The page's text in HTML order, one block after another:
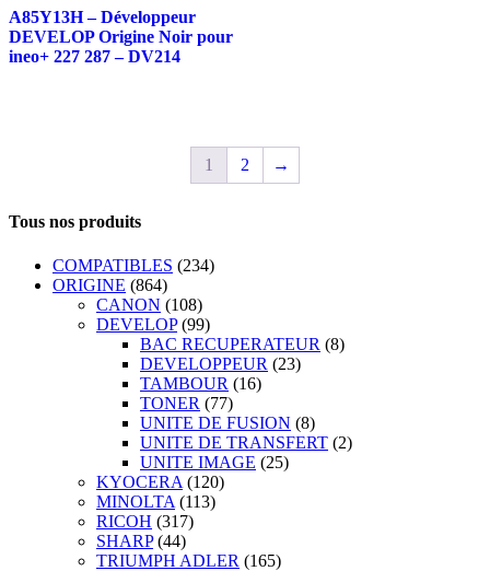
A85Y13H – Développeur
DEVELOP Origine Noir pour
ineo+ 227 287 – DV214
1 2 →
Tous nos produits
COMPATIBLES (234)
ORIGINE (864)
CANON (108)
DEVELOP (99)
BAC RECUPERATEUR (8)
DEVELOPPEUR (23)
TAMBOUR (16)
TONER (77)
UNITE DE FUSION (8)
UNITE DE TRANSFERT (2)
UNITE IMAGE (25)
KYOCERA (120)
MINOLTA (113)
RICOH (317)
SHARP (44)
TRIUMPH ADLER (165)